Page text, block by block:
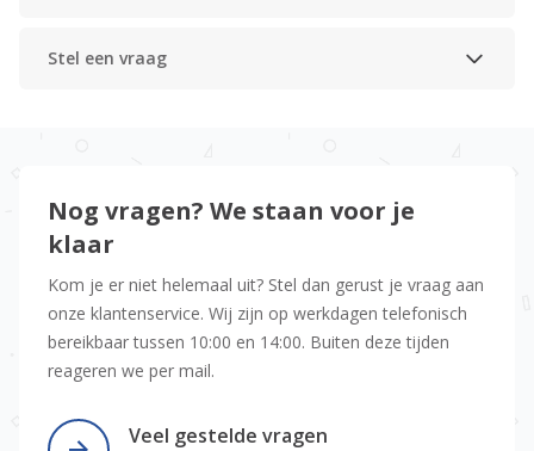
Stel een vraag
Nog vragen? We staan voor je
klaar
Kom je er niet helemaal uit? Stel dan gerust je vraag aan
onze klantenservice. Wij zijn op werkdagen telefonisch
bereikbaar tussen 10:00 en 14:00. Buiten deze tijden
reageren we per mail.
Veel gestelde vragen